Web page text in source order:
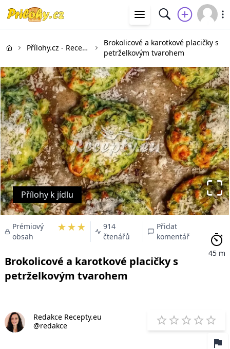
Přílohy.cz - Recepty na přílohy
Brokolicové a karotkové placičky s
petrželkovým tvarohem
Přílohy k jídlu
Prémiový
obsah
★★★
914
čtenářů
Přidat
komentář
Brokolicové a karotkové placičky s
petrželkovým tvarohem
45 m
Redakce Recepty.eu
@redakce
1 Star
2 Stars
3 Stars
4 5